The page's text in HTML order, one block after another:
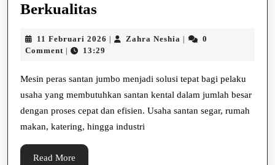
Berkualitas
Santan
untuk
Produksi
Santan
Kental
11 Februari 2026 11
Zahra Neshia Zahra0
Comment
13:29
Mesin peras santan jumbo menjadi solusi tepat bagi pelaku
usaha yang membutuhkan santan kental dalam jumlah besar
dengan proses cepat dan efisien. Usaha santan segar, rumah
makan, katering, hingga industri
Read More